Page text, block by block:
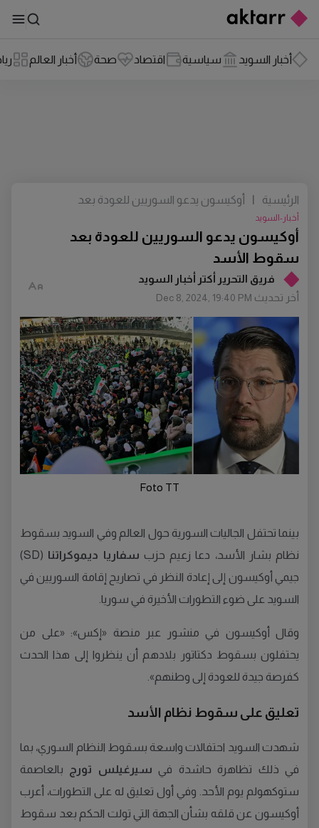
أخبار السويد سياسية اقتصاد صحة أخبار العالم
فريق التحرير أكتر أخبار السويد
أخر تحديث Dec 8, 2024, 19:40 PM
أوكيسون يدعو السوريين للعودة بعد
سقوط الأسد
أخبار-السويد
الرئيسية |
أوكيسون يدعو السوريين للعودة بعد
Foto TT
بينما تحتفل الجاليات السورية حول العالم وفي السويد بسقوط
نظام بشار الأسد، دعا زعيم حزب سفاريا ديموكراتنا
(SD)
جيمي أوكيسون إلى إعادة النظر في تصاريح إقامة السوريين في
السويد على ضوء التطورات الأخيرة في سوريا.
وقال أوكيسون في منشور عبر منصة «إكس»: «على من
يحتفلون بسقوط دكتاتور بلادهم أن ينظروا إلى هذا الحدث
كفرصة جيدة للعودة إلى وطنهم».
تعليق على سقوط نظام الأسد
شهدت السويد احتفالات واسعة بسقوط النظام السوري، بما
في ذلك تظاهرة حاشدة في سيرغيلس تورج
بالعاصمة
ستوكهولم يوم الأحد. وفي أول تعليق له على التطورات، أعرب
أوكيسون عن قلقه بشأن الجهة التي تولت الحكم بعد سقوط